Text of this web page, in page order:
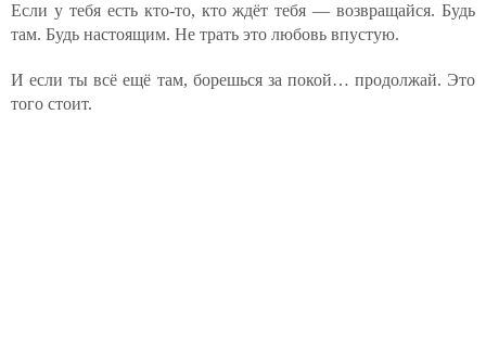
Если у тебя есть кто-то, кто ждёт тебя — возвращайся. Будь
там. Будь настоящим. Не трать это любовь впустую.
И если ты всё ещё там, борешься за покой… продолжай. Это
того стоит.